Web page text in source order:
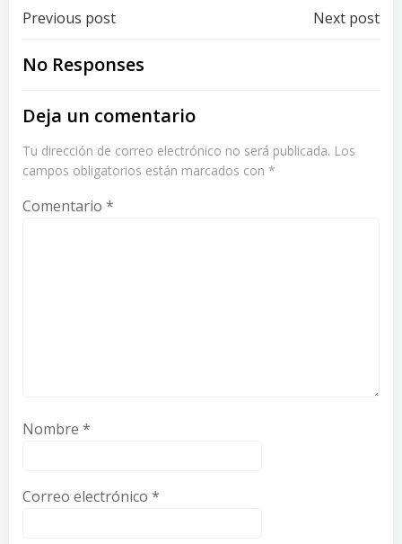
Post
navigation
Previous post Next post
No Responses
Deja un comentario
Tu dirección de correo electrónico no será publicada. Los
campos obligatorios están marcados con *
Comentario *
Nombre *
Correo electrónico *